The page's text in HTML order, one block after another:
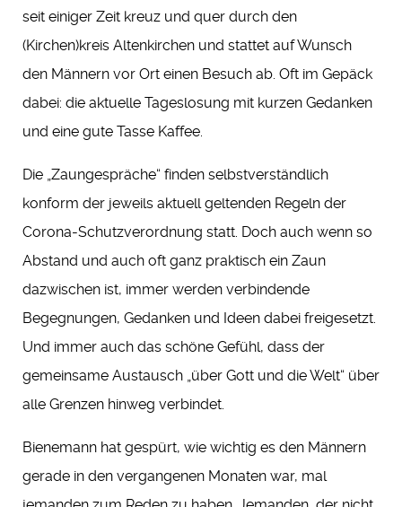
seit einiger Zeit kreuz und quer durch den
(Kirchen)kreis Altenkirchen und stattet auf Wunsch
den Männern vor Ort einen Besuch ab. Oft im Gepäck
dabei: die aktuelle Tageslosung mit kurzen Gedanken
und eine gute Tasse Kaffee.
Die „Zaungespräche“ finden selbstverständlich
konform der jeweils aktuell geltenden Regeln der
Corona-Schutzverordnung statt. Doch auch wenn so
Abstand und auch oft ganz praktisch ein Zaun
dazwischen ist, immer werden verbindende
Begegnungen, Gedanken und Ideen dabei freigesetzt.
Und immer auch das schöne Gefühl, dass der
gemeinsame Austausch „über Gott und die Welt“ über
alle Grenzen hinweg verbindet.
Bienemann hat gespürt, wie wichtig es den Männern
gerade in den vergangenen Monaten war, mal